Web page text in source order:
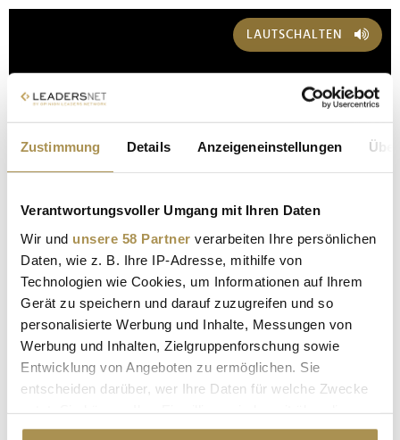
Zustimmung Details Anzeigeneinstellungen
Verantwortungsvoller Umgang mit Ihren Daten
Wir und unsere 58 Partner verarbeiten Ihre persönlichen
Daten, wie z. B. Ihre IP-Adresse, mithilfe von
Technologien wie Cookies, um Informationen auf Ihrem
Gerät zu speichern und darauf zuzugreifen und so
personalisierte Werbung und Inhalte, Messungen von
Werbung und Inhalten, Zielgruppenforschung sowie
Entwicklung von Angeboten zu ermöglichen. Sie
entscheiden darüber, wer Ihre Daten für welche Zwecke
Cookie-Erklärung oder durch Klicken auf das Privacy
LAUTSCHALTEN
16.10.2025